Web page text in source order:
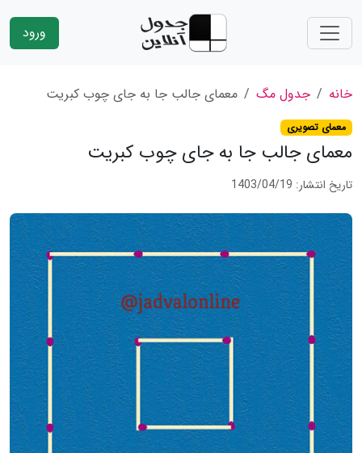
ورود
خانه جدول مگ معمای جالب جا به جای چوب کبریت
معمای تصویری
معمای جالب جا به جای چوب کبریت
تاریخ انتشار: 1403/04/19